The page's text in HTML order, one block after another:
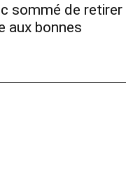
sommé de retirer
aux bonnes